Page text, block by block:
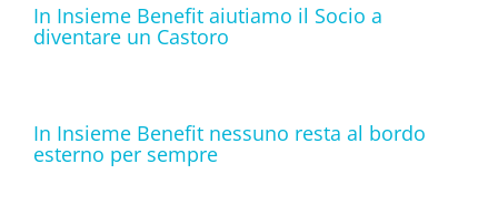
In Insieme Benefit aiutiamo il Socio a
diventare un Castoro
In Insieme Benefit nessuno resta al bordo
esterno per sempre